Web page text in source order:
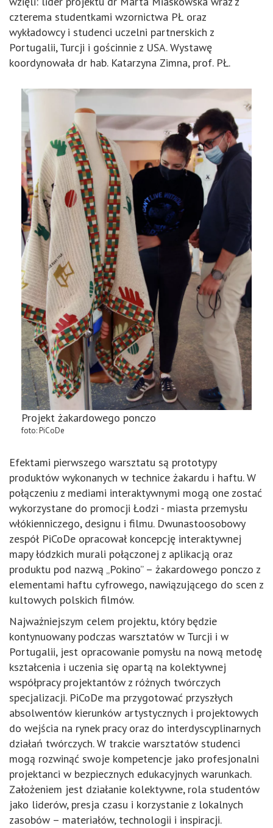
czterema studentkami wzornictwa PŁ oraz
wykładowcy i studenci uczelni partnerskich z
Portugalii, Turcji i gościnnie z USA. Wystawę
koordynowała dr hab. Katarzyna Zimna, prof. PŁ.
Projekt żakardowego ponczo
foto: PiCoDe
Efektami pierwszego warsztatu są prototypy
produktów wykonanych w technice żakardu i haftu. W
połączeniu z mediami interaktywnymi mogą one zostać
wykorzystane do promocji Łodzi - miasta przemysłu
włókienniczego, designu i filmu. Dwunastoosobowy
zespół PiCoDe opracował koncepcję interaktywnej
mapy łódzkich murali połączonej z aplikacją oraz
produktu pod nazwą „Pokino” – żakardowego ponczo z
elementami haftu cyfrowego, nawiązującego do scen z
kultowych polskich filmów.
Najważniejszym celem projektu, który będzie
kontynuowany podczas warsztatów w Turcji i w
Portugalii, jest opracowanie pomysłu na nową metodę
kształcenia i uczenia się opartą na kolektywnej
współpracy projektantów z różnych twórczych
specjalizacji. PiCoDe ma przygotować przyszłych
absolwentów kierunków artystycznych i projektowych
do wejścia na rynek pracy oraz do interdyscyplinarnych
działań twórczych. W trakcie warsztatów studenci
mogą rozwinąć swoje kompetencje jako profesjonalni
projektanci w bezpiecznych edukacyjnych warunkach.
Założeniem jest działanie kolektywne, rola studentów
jako liderów, presja czasu i korzystanie z lokalnych
zasobów – materiałów, technologii i inspiracji.